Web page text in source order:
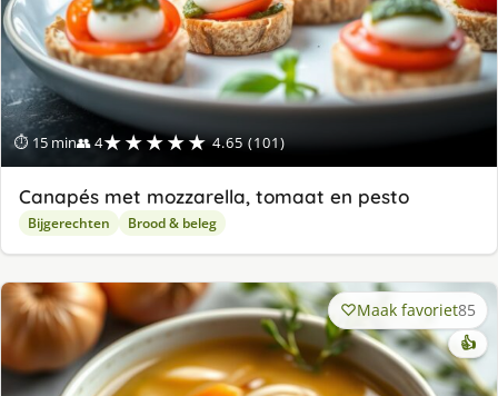
⏱ 15 min👥 4★★★★★ 4.65 (101)
Canapés met mozzarella, tomaat en pesto
Bijgerechten Brood & beleg
Maak favoriet85
👍